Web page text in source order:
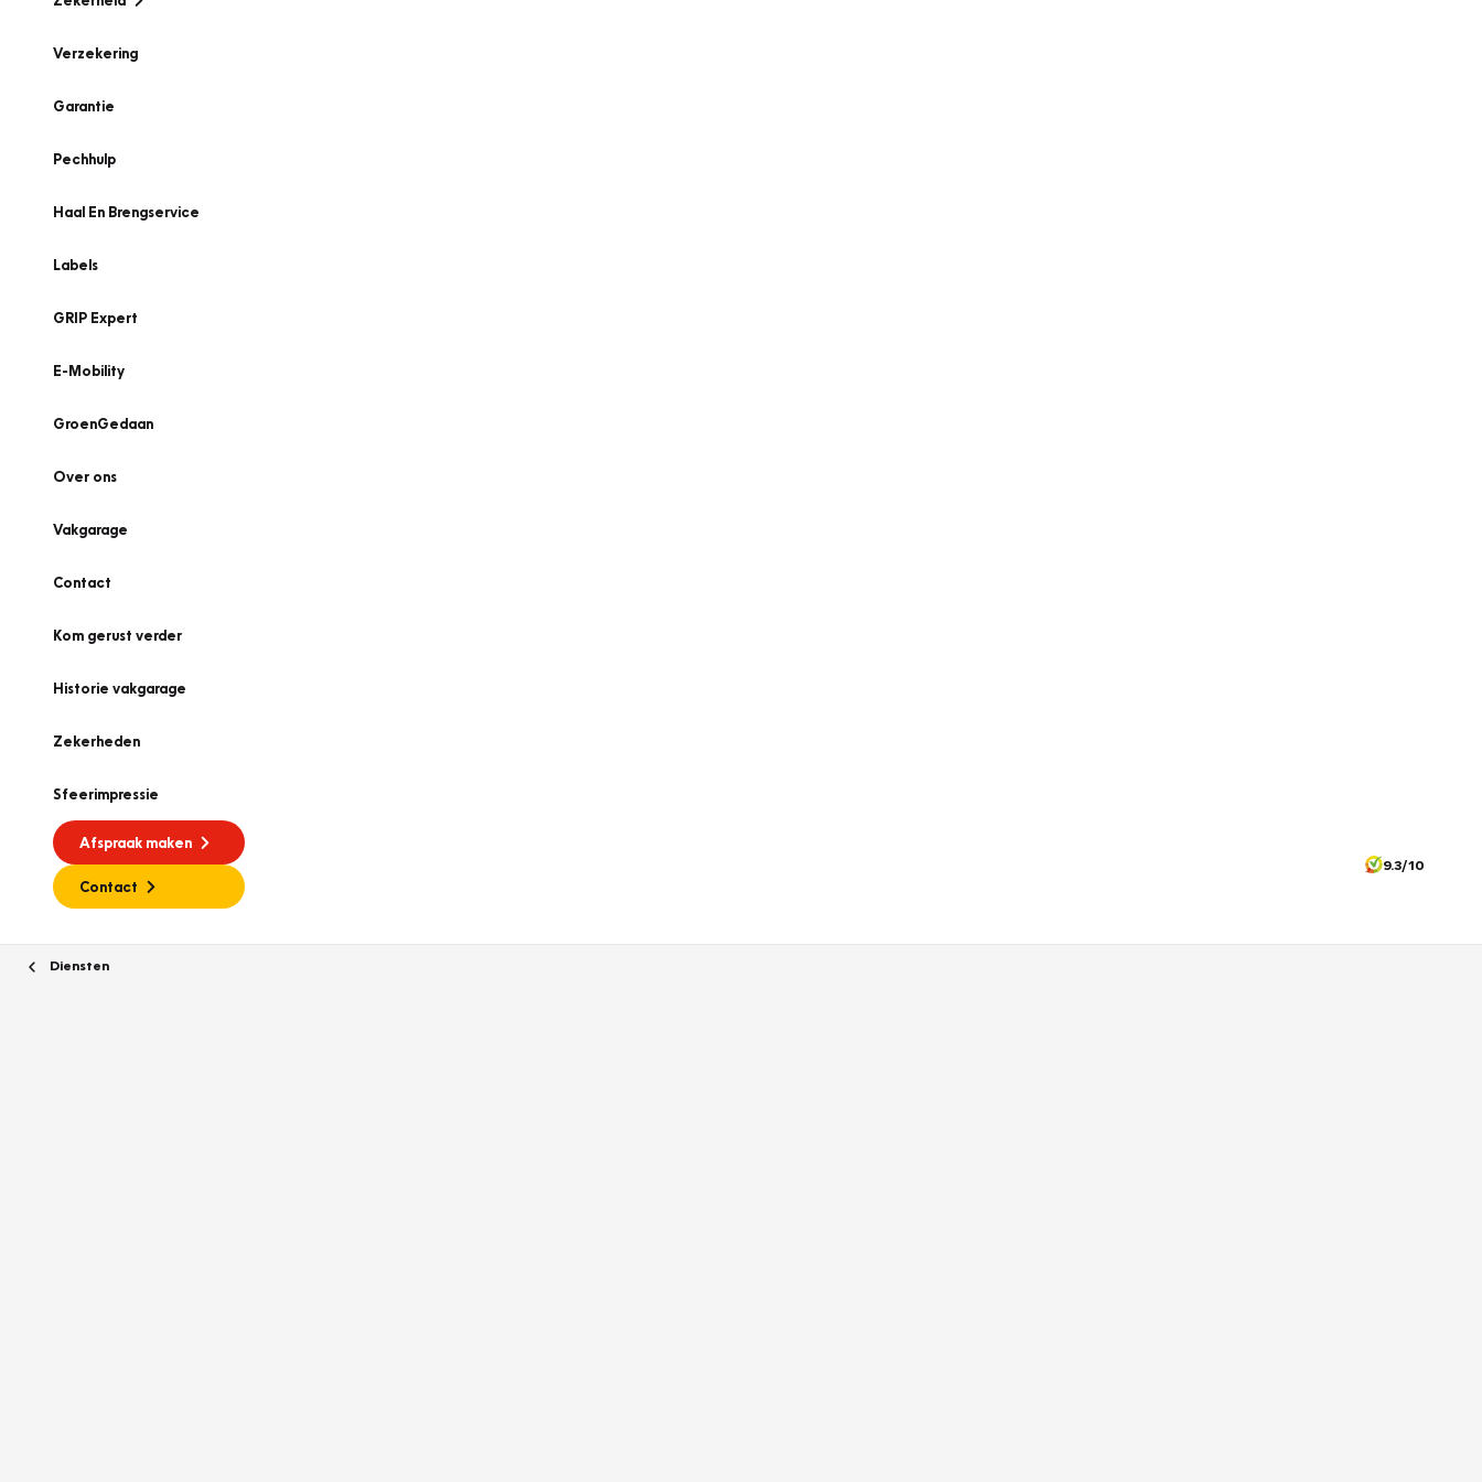
Verzekering
Garantie
Pechhulp
Haal En Brengservice
Labels
GRIP Expert
E-Mobility
GroenGedaan
Over ons
Vakgarage
Contact
Kom gerust verder
Historie vakgarage
Zekerheden
Sfeerimpressie
Afspraak maken
Contact
9.3/10
Diensten